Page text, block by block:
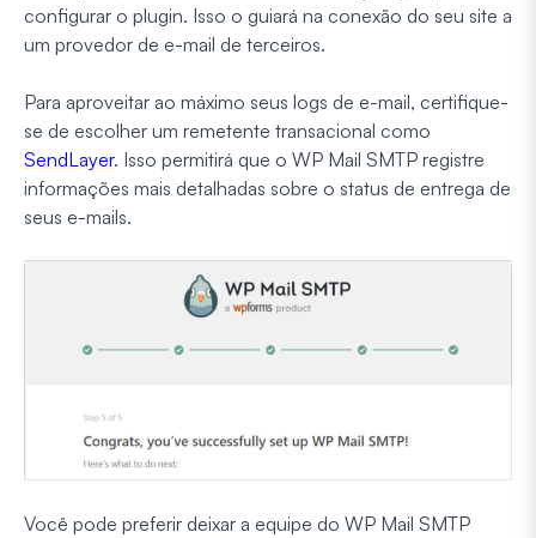
configurar o plugin. Isso o guiará na conexão do seu site a
um provedor de e-mail de terceiros.
Para aproveitar ao máximo seus logs de e-mail, certifique-
se de escolher um remetente transacional como
SendLayer. Isso permitirá que o WP Mail SMTP registre
informações mais detalhadas sobre o status de entrega de
seus e-mails.
Você pode preferir deixar a equipe do WP Mail SMTP